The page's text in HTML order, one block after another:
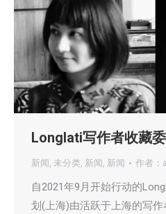
Longlati写作者收藏委
新闻 , 未分类, 新闻 , 新闻 作者：
自2021年9月开始行动的
划(上海)由活跃于上海的写